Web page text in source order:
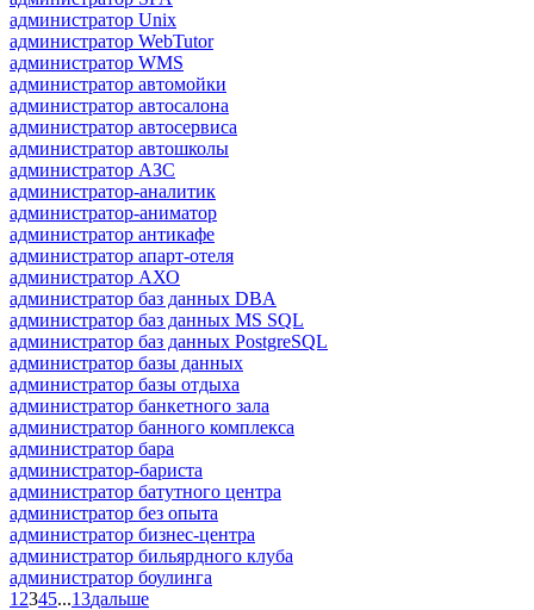
администратор Unix
администратор WebTutor
администратор WMS
администратор автомойки
администратор автосалона
администратор автосервиса
администратор автошколы
администратор АЗС
администратор-аналитик
администратор-аниматор
администратор антикафе
администратор апарт-отеля
администратор АХО
администратор баз данных DBA
администратор баз данных MS SQL
администратор баз данных PostgreSQL
администратор базы данных
администратор базы отдыха
администратор банкетного зала
администратор банного комплекса
администратор бара
администратор-бариста
администратор батутного центра
администратор без опыта
администратор бизнес-центра
администратор бильярдного клуба
администратор боулинга
1 2345...13дальше